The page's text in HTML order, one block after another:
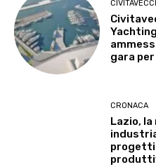
gara
CRONACA
Lazio,
progetti